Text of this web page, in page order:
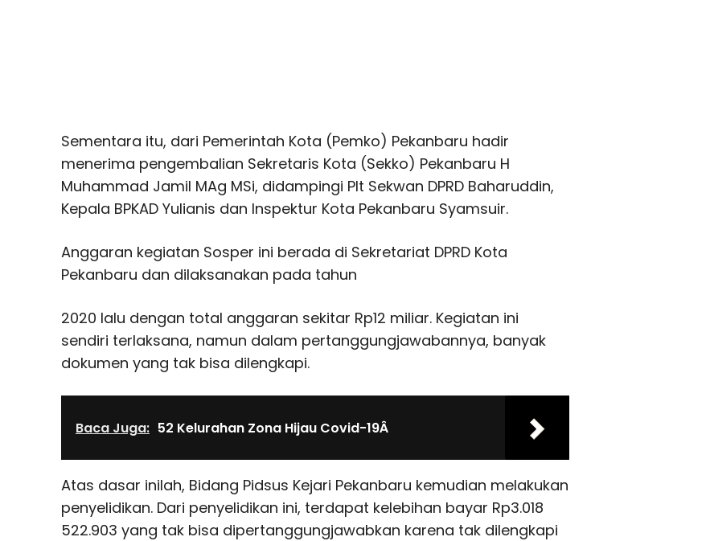
Sementara itu, dari Pemerintah Kota (Pemko) Pekanbaru hadir
menerima pengembalian Sekretaris Kota (Sekko) Pekanbaru H
Muhammad Jamil MAg MSi, didampingi Plt Sekwan DPRD Baharuddin,
Kepala BPKAD Yulianis dan Inspektur Kota Pekanbaru Syamsuir.
Anggaran kegiatan Sosper ini berada di Sekretariat DPRD Kota
Pekanbaru dan dilaksanakan pada tahun
2020 lalu dengan total anggaran sekitar Rp12 miliar. Kegiatan ini
sendiri terlaksana, namun dalam pertanggungjawabannya, banyak
dokumen yang tak bisa dilengkapi.
Baca Juga: 52 Kelurahan Zona Hijau Covid-19Â
Atas dasar inilah, Bidang Pidsus Kejari Pekanbaru kemudian melakukan
penyelidikan. Dari penyelidikan ini, terdapat kelebihan bayar Rp3.018
522.903 yang tak bisa dipertanggungjawabkan karena tak dilengkapi